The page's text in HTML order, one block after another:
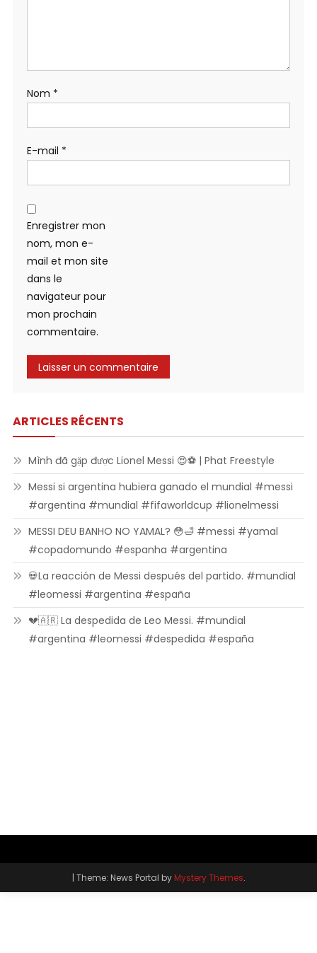
Nom *
E-mail *
Enregistrer mon
nom, mon e-
mail et mon site
dans le
navigateur pour
mon prochain
commentaire.
ARTICLES RÉCENTS
Mình đã gặp được Lionel Messi 😍⚽ | Phat Freestyle
Messi si argentina hubiera ganado el mundial #messi
#argentina #mundial #fifaworldcup #lionelmessi
MESSI DEU BANHO NO YAMAL? 😳🛁 #messi #yamal
#copadomundo #espanha #argentina
💀La reacción de Messi después del partido. #mundial
#leomessi #argentina #españa
💔🇦🇷 La despedida de Leo Messi. #mundial
#argentina #leomessi #despedida #españa
| Theme: News Portal byMystery Themes.